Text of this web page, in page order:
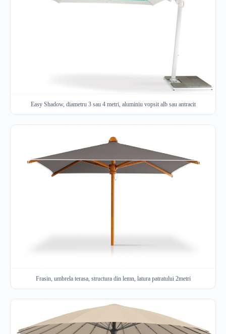
Easy Shadow, diametru 3 sau 4 metri, aluminiu vopsit alb sau antracit
Frasin, umbrela terasa, structura din lemn, latura patratului 2metri